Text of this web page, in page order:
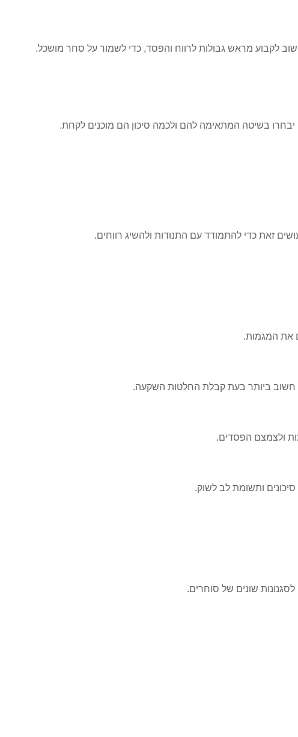
לקבוע מראש גבולות לרווח והפסד, כדי לשמור על סחר מושכל.
בשיטה המתאימה להם ולכמה סיכון הם מוכנים לקחת.
זאת כדי להתמודד עם התנודות ולהשיג רווחים.
את המגמות.
זה חשוב ביותר בעת קבלת החלטות השקעה.
ולצמצם הפסדים.
ותשומת לב לשוק.
שונים של סוחרים.